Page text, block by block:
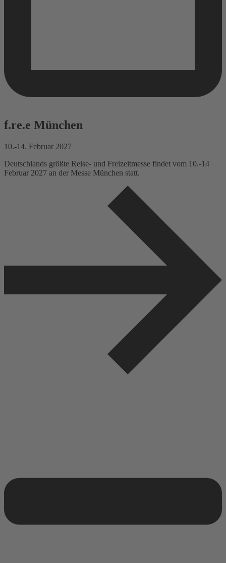
f.re.e München
10.-14. Februar 2027
Deutschlands größte Reise- und Freizeitmesse findet vom 10.-14
Februar 2027 an der Messe München statt.